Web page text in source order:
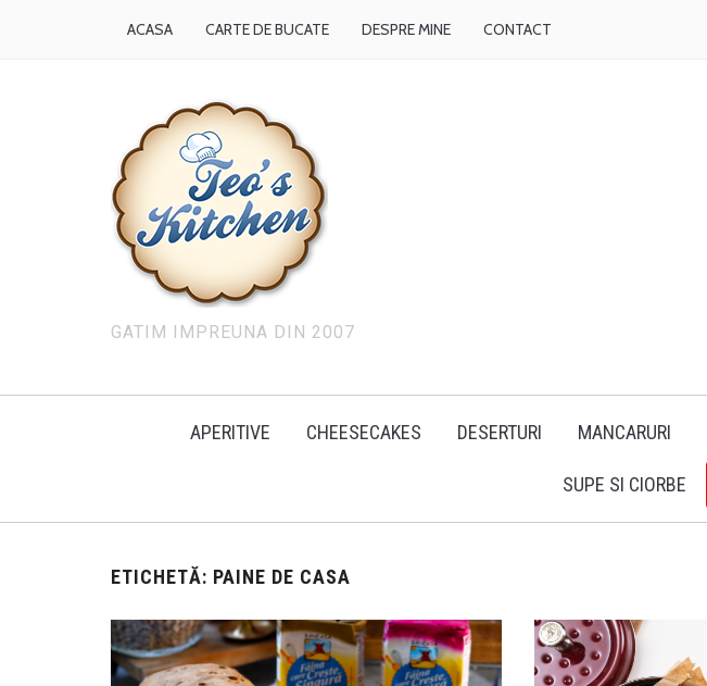
ACASA CARTE DE BUCATE DESPRE MINE CONTACT
GATIM IMPREUNA DIN 2007
APERITIVE CHEESECAKES DESERTURI MANCARURI
SUPE SI CIORBE
ETICHETĂ: PAINE DE CASA